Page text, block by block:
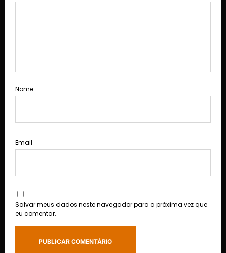
Nome
Email
Salvar meus dados neste navegador para a próxima vez que
eu comentar.